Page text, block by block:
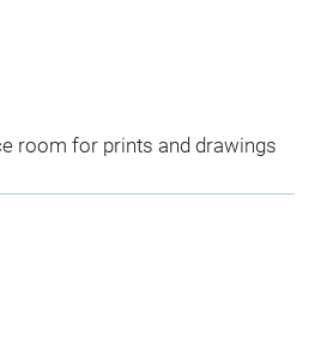
room for prints and drawings